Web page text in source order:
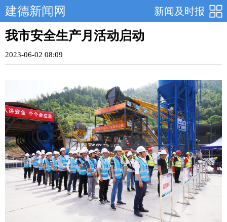
新闻及时报
建德新闻网
我市安全生产月活动启动
2023-06-02 08:09